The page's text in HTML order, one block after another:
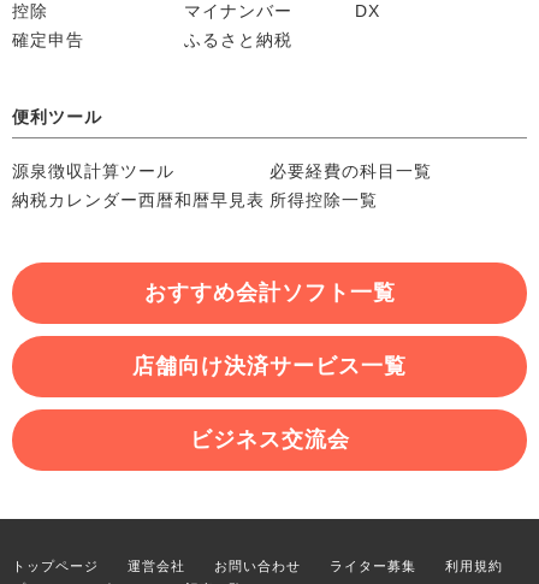
控除
確定申告
マイナンバー
ふるさと納税
DX
便利ツール
源泉徴収計算ツール
納税カレンダー西暦和暦早見表
必要経費の科目一覧
所得控除一覧
おすすめ会計ソフト一覧
店舗向け決済サービス一覧
ビジネス交流会
トップページ 運営会社 お問い合わせ ライター募集
利用規約